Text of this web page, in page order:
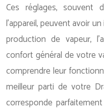
Ces réglages, souvent
l’appareil, peuvent avoir
production de vapeur,
confort général de votre
comprendre leur
meilleur parti de votre
corresponde